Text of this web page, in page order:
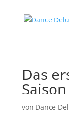
Das
Saison
von Dance